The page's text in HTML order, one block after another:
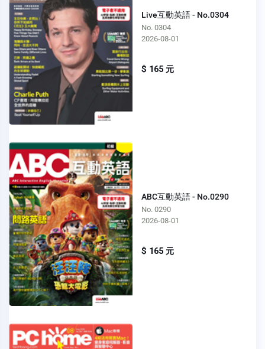
Live互動英語 - No.0304
No. 0304
2026-08-01
$ 165 元
ABC互動英語 - No.0290
No. 0290
2026-08-01
$ 165 元